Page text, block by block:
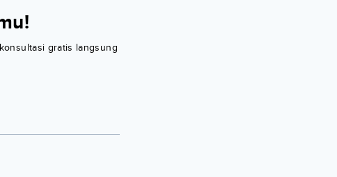
gratis langsung